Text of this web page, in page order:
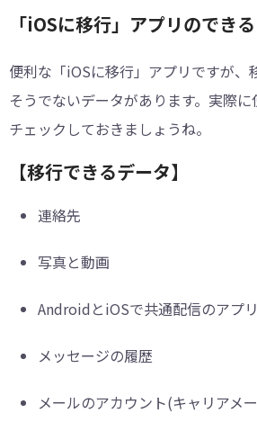
「iOSに移行」アプリのでき
便利な「iOSに移行」アプリですが、
そうでないデータがあります。実際
チェックしておきましょうね。
【移行できるデータ】
連絡先
写真と動画
AndroidとiOSで共通配信のアプ
メッセージの履歴
メールのアカウント(キャリアメ